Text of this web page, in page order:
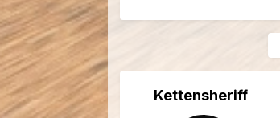
Kettensheriff